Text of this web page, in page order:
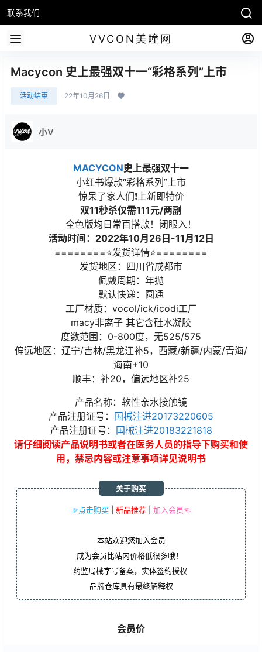
联系我们
VVCON美瞳网
Macycon 史上最强双十一“彩格系列”上市
活动结束 22年10月26日
小V
MACYCON史上最强双十一
小红书爆款“彩格系列”上市
惊呆了家人们❗️上新即特价
双11秒杀仅需111元/两副
全色版均日常百搭款！闭眼入！
活动时间：2022年10月26日-11月12日
========⭐发货详情⭐========
发货地区：四川省成都市
佩戴周期：年抛
默认快递：圆通
工厂材质：vocol/ick/icodi工厂
macy非离子 其它含硅水凝胶
度数范围：0-800度，无525/575
偏远地区：辽宁/吉林/黑龙江补5，西藏/新疆/内蒙/青海/
海南+10
顺丰：补20，偏远地区补25
产品名称：软性亲水接触镜
产品注册证号： 国械注进20173220605
产品注册证号：
国械注进20183221818
请仔细阅读产品说明书或者在医务人员的指导下购买和使
用，禁忌内容或注意事项详见说明书
☞点击购买 新品推荐 加入会员☜
关于购买
本站欢迎您加入会员
成为会员比站内价格低很多哦！
药监局械字号备案，实体签约授权
品牌仓库具有最终解释权
会员价